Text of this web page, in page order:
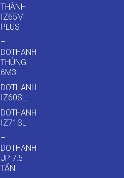
THÀNH
IZ65M
PLUS
–
DOTHANH
THÙNG
6M3
DOTHANH
IZ60SL
DOTHANH
IZ71SL
–
DOTHANH
JP 7.5
TẤN